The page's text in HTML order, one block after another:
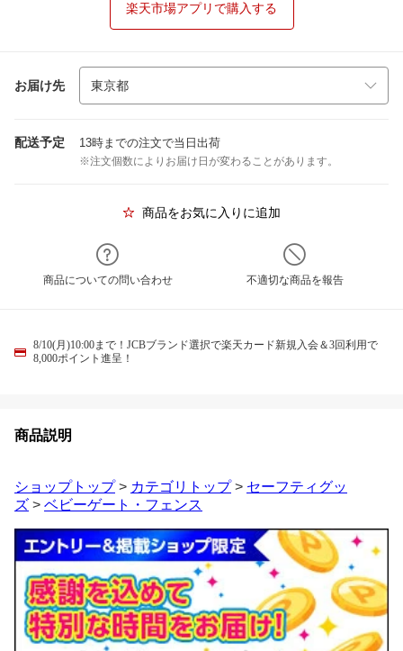
楽天市場アプリで購入する
お届け先
配送予定 13時までの注文で当日出荷
※注文個数によりお届け日が変わることがあります。
商品をお気に入りに追加
商品についての問い合わせ 不適切な商品を報告
8/10(月)10:00まで！JCBブランド選択で楽天カード新規入会＆3回利用で
8,000ポイント進呈！
商品説明
ショップトップ> カテゴリトップ> セーフティグッ
ズ > ベビーゲート・フェンス